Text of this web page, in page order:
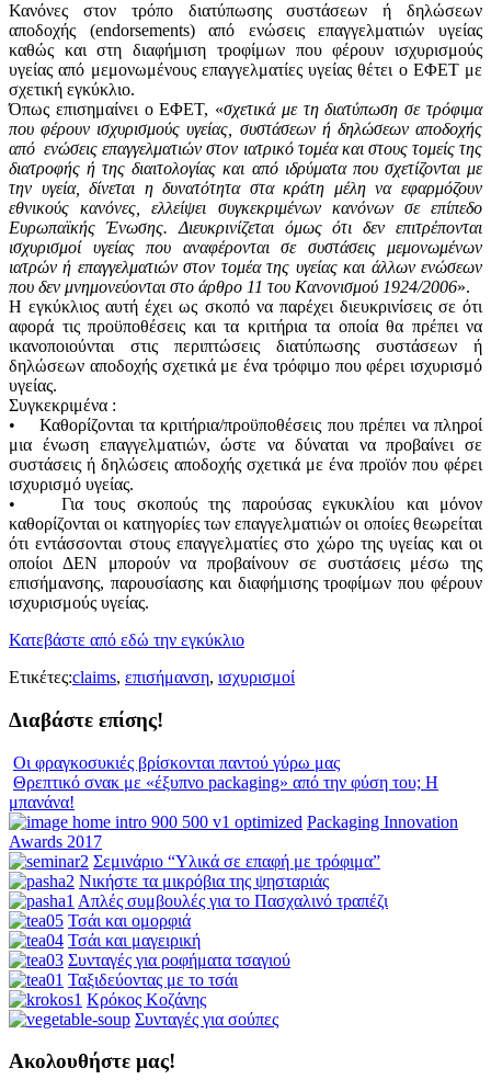
Κανόνες στον τρόπο διατύπωσης συστάσεων ή δηλώσεων
αποδοχής (endorsements) από ενώσεις επαγγελματιών υγείας
καθώς και στη διαφήμιση τροφίμων που φέρουν ισχυρισμούς
υγείας από μεμονωμένους επαγγελματίες υγείας θέτει ο ΕΦΕΤ με
σχετική εγκύκλιο.
Όπως επισημαίνει ο ΕΦΕΤ, «σχετικά με τη διατύπωση σε τρόφιμα
που φέρουν ισχυρισμούς υγείας, συστάσεων ή δηλώσεων αποδοχής
από ενώσεις επαγγελματιών στον ιατρικό τομέα και στους τομείς της
διατροφής ή της διαιτολογίας και από ιδρύματα που σχετίζονται με
την υγεία, δίνεται η δυνατότητα στα κράτη μέλη να εφαρμόζουν
εθνικούς κανόνες, ελλείψει συγκεκριμένων κανόνων σε επίπεδο
Ευρωπαϊκής Ένωσης. Διευκρινίζεται όμως ότι δεν επιτρέπονται
ισχυρισμοί υγείας που αναφέρονται σε συστάσεις μεμονωμένων
ιατρών ή επαγγελματιών στον τομέα της υγείας και άλλων ενώσεων
που δεν μνημονεύονται στο άρθρο 11 του Κανονισμού 1924/2006».
Η εγκύκλιος αυτή έχει ως σκοπό να παρέχει διευκρινίσεις σε ότι
αφορά τις προϋποθέσεις και τα κριτήρια τα οποία θα πρέπει να
ικανοποιούνται στις περιπτώσεις διατύπωσης συστάσεων ή
δηλώσεων αποδοχής σχετικά με ένα τρόφιμο που φέρει ισχυρισμό
υγείας.
Συγκεκριμένα :
• Καθορίζονται τα κριτήρια/προϋποθέσεις που πρέπει να πληροί
μια ένωση επαγγελματιών, ώστε να δύναται να προβαίνει σε
συστάσεις ή δηλώσεις αποδοχής σχετικά με ένα προϊόν που φέρει
ισχυρισμό υγείας.
• Για τους σκοπούς της παρούσας εγκυκλίου και μόνον
καθορίζονται οι κατηγορίες των επαγγελματιών οι οποίες θεωρείται
ότι εντάσσονται στους επαγγελματίες στο χώρο της υγείας και οι
οποίοι ΔΕΝ μπορούν να προβαίνουν σε συστάσεις μέσω της
επισήμανσης, παρουσίασης και διαφήμισης τροφίμων που φέρουν
ισχυρισμούς υγείας.
Κατεβάστε από εδώ την εγκύκλιο
Ετικέτες:claims, επισήμανση, ισχυρισμοί
Διαβάστε επίσης!
Οι φραγκοσυκιές βρίσκονται παντού γύρω μας
Θρεπτικό σνακ με «έξυπνο packaging» από την φύση του; Η
μπανάνα!
Packaging Innovation
Awards 2017
Σεμινάριο “Υλικά σε επαφή με τρόφιμα”
Νικήστε τα μικρόβια της ψησταριάς
Απλές συμβουλές για το Πασχαλινό τραπέζι
Τσάι και ομορφιά
Τσάι και μαγειρική
Συνταγές για ροφήματα τσαγιού
Ταξιδεύοντας με το τσάι
Κρόκος Κοζάνης
Συνταγές για σούπες
Ακολουθήστε μας!